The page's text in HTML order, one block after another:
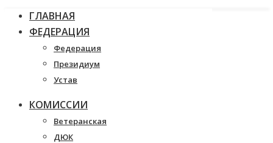
ГЛАВНАЯ
ФЕДЕРАЦИЯ
Федерация
Президиум
Устав
КОМИССИИ
Ветеранская
ДЮК